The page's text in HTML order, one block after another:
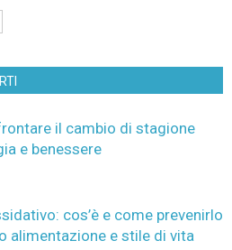
il cambio di stagione
e benessere
cos’è e come prevenirlo
alimentazione e stile di vita